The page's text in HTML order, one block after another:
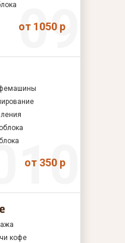
от 1050 р
от 350 р
кофе